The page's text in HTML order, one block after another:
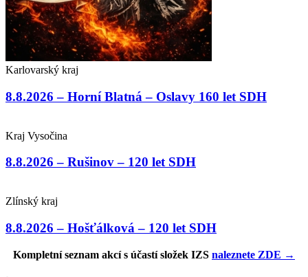
Karlovarský kraj
8.8.2026 – Horní Blatná – Oslavy 160 let SDH
Kraj Vysočina
8.8.2026 – Rušinov – 120 let SDH
Zlínský kraj
8.8.2026 – Hošťálková – 120 let SDH
Kompletní seznam akcí s účastí složek IZS naleznete ZDE →